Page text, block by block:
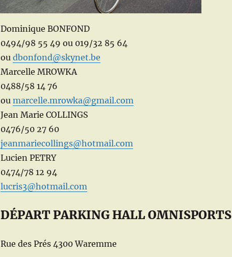
Dominique BONFOND
0494/98 55 49 ou 019/32 85 64
oudbonfond@skynet.be
Marcelle MROWKA
0488/58 14 76
oumarcelle.mrowka@gmail.com
Jean Marie COLLINGS
0476/50 27 60
jeanmariecollings@hotmail.com
Lucien PETRY
0474/78 12 94
lucris­3@hotmail.com
DÉPART PARKING HALL OMNISPORTS
Rue des Prés 4300 Waremme